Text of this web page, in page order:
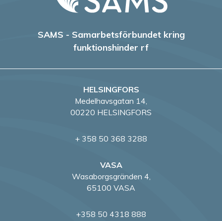
SAMS - Samarbetsförbundet kring
funktionshinder rf
HELSINGFORS
Medelhavsgatan 14,
00220 HELSINGFORS
+ 358 50 368 3288
VASA
Wasaborgsgränden 4,
65100 VASA
+358 50 4318 888